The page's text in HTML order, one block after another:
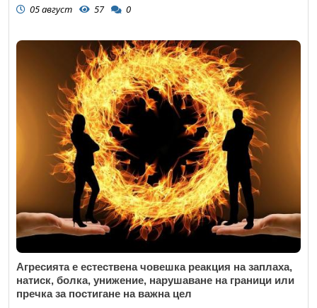
05 август 57 0
Агресията е естествена човешка реакция на заплаха,
натиск, болка, унижение, нарушаване на граници или
пречка за постигане на важна цел